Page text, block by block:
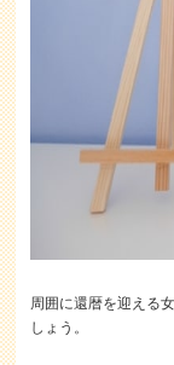
周囲に還暦を迎える
しょう。